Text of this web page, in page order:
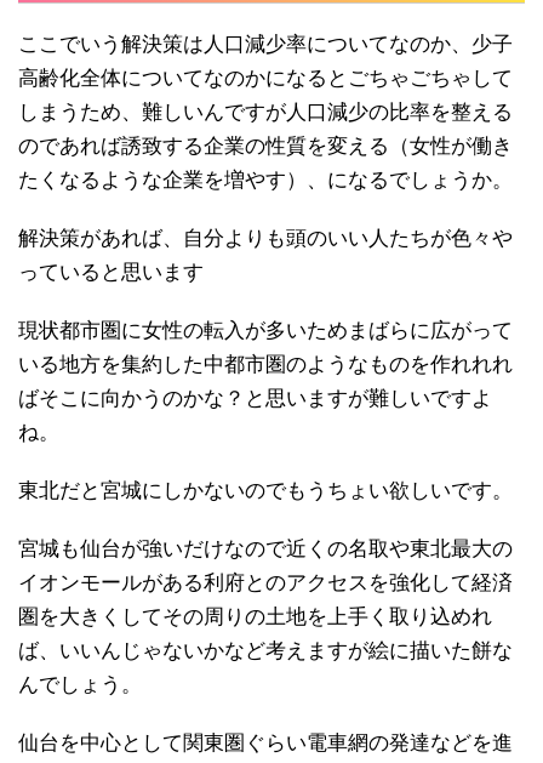
ここでいう解決策は人口減少率についてなのか、少子
高齢化全体についてなのかになるとごちゃごちゃして
しまうため、難しいんですが人口減少の比率を整える
のであれば誘致する企業の性質を変える（女性が働き
たくなるような企業を増やす）、になるでしょうか。
解決策があれば、自分よりも頭のいい人たちが色々や
っていると思います
現状都市圏に女性の転入が多いためまばらに広がって
いる地方を集約した中都市圏のようなものを作れれれ
ばそこに向かうのかな？と思いますが難しいですよ
ね。
東北だと宮城にしかないのでもうちょい欲しいです。
宮城も仙台が強いだけなので近くの名取や東北最大の
イオンモールがある利府とのアクセスを強化して経済
圏を大きくしてその周りの土地を上手く取り込めれ
ば、いいんじゃないかなど考えますが絵に描いた餅な
んでしょう。
仙台を中心として関東圏ぐらい電車網の発達などを進